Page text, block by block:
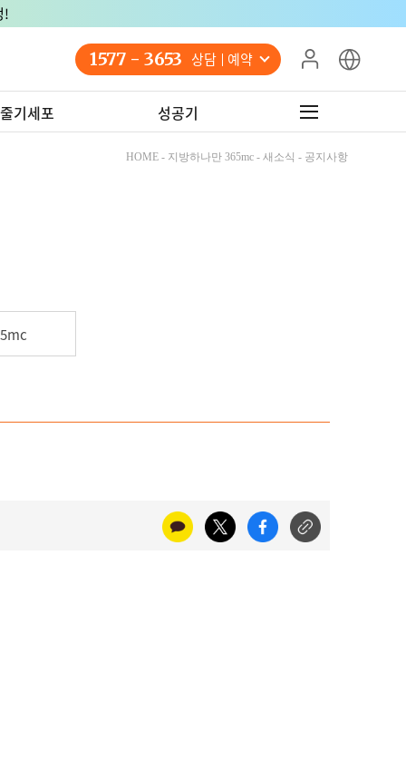
!
1577 - 3653 상담 예약
기세포 성공기
HOME - 지방하나만 365mc - 새소식 - 공지사항